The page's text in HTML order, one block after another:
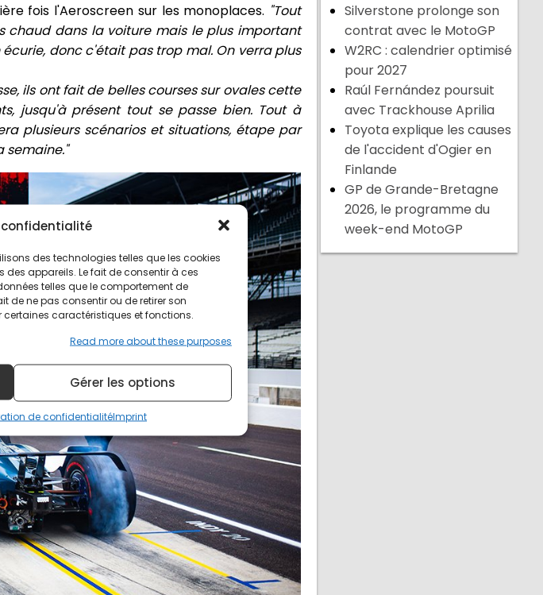
confidentialité
des technologies telles que les cookies
appareils. Le fait de consentir à ces
telles que le comportement de
de ne pas consentir ou de retirer son
caractéristiques et fonctions.
Read more about these purposes
Gérer les options
de confidentialitéImprint
fois l'Aeroscreen sur les monoplaces. "Tout
chaud dans la voiture mais le plus important
donc c'était pas trop mal. On verra plus
ils ont fait de belles courses sur ovales cette
jusqu'à présent tout se passe bien. Tout à
plusieurs scénarios et situations, étape par
semaine."
Silverstone prolonge son
contrat avec le MotoGP
W2RC : calendrier optimisé
pour 2027
Raúl Fernández poursuit
avec Trackhouse Aprilia
Toyota explique les causes
de l'accident d'Ogier en
Finlande
GP de Grande-Bretagne
2026, le programme du
week-end MotoGP